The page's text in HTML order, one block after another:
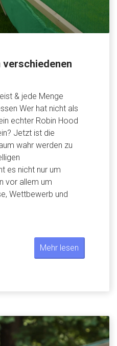
& jede Menge
Wer hat nicht als
echter Robin Hood
Jetzt ist die
wahr werden zu
es nicht nur um
vor allem um
Wettbewerb und
Mehr lesen